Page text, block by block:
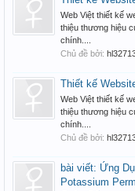
Web Việt thiết kế
thiệu thương hiệu
chính....
Chủ đề bởi:
Thiết kế
Web Việt thiết kế
thiệu thương hiệu
chính....
Chủ đề bởi:
bài viết: Ứng
Potassium